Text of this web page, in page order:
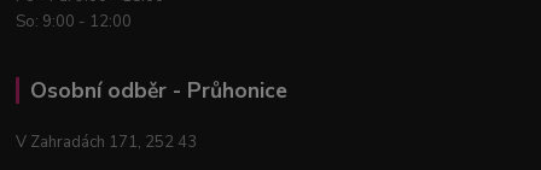
So: 9:00 - 12:00
Osobní odběr - Průhonice
V Zahradách 171, 252 43